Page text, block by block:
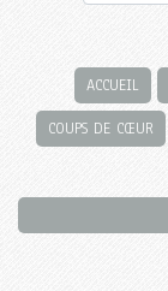
ACCUEIL
COUPS DE CŒUR